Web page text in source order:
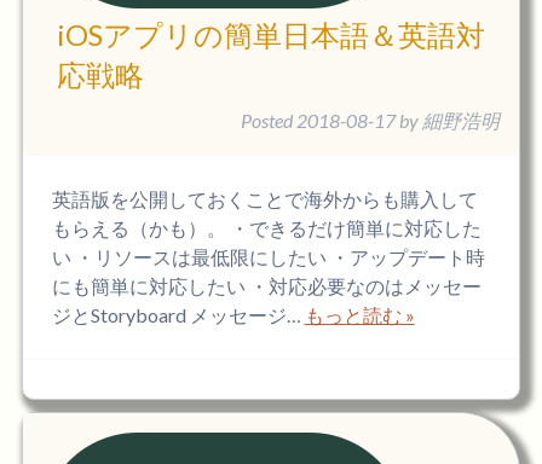
iOSアプリの簡単日本語＆英語対
応戦略
Posted 2018-08-17by 細野浩明
英語版を公開しておくことで海外からも購入して
もらえる（かも）。 ・できるだけ簡単に対応した
い ・リソースは最低限にしたい ・アップデート時
にも簡単に対応したい ・対応必要なのはメッセー
ジとStoryboard メッセージ… もっと読む »